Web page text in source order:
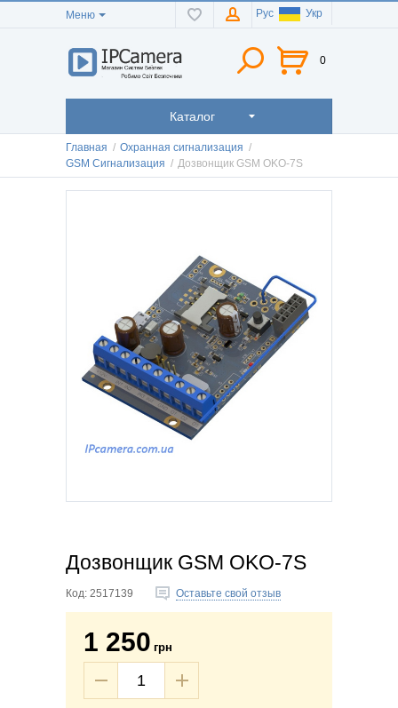
Меню Рус Укр
0
Каталог
Главная / Охранная сигнализация /
GSM Cигнализация / Дозвонщик GSM OKO-7S
Дозвонщик GSM OKO-7S
Код: 2517139 Оставьте свой отзыв
1 250 грн